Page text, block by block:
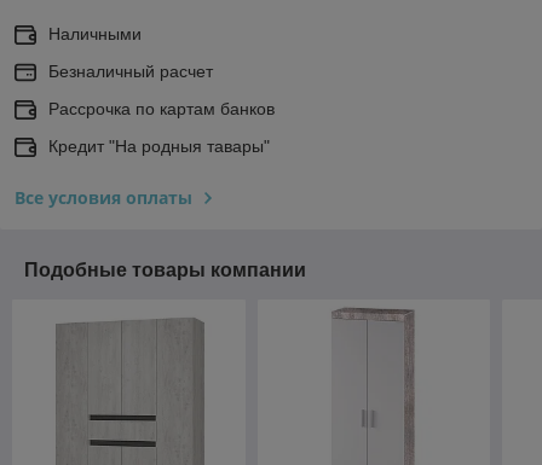
Наличными
Безналичный расчет
Рассрочка по картам банков
Кредит "На родныя тавары"
Все условия оплаты
Подобные товары компании